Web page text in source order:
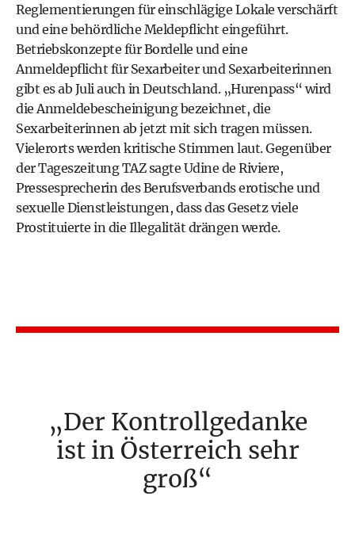
Reglementierungen für einschlägige Lokale verschärft
und eine behördliche Meldepflicht eingeführt.
Betriebskonzepte für Bordelle und eine
Anmeldepflicht für Sexarbeiter und Sexarbeiterinnen
gibt es ab Juli auch in Deutschland. „Hurenpass“ wird
die Anmeldebescheinigung bezeichnet, die
Sexarbeiterinnen ab jetzt mit sich tragen müssen.
Vielerorts werden kritische Stimmen laut. Gegenüber
der TageszeitungTAZsagte Udine de Riviere,
Pressesprecherin des Berufsverbands erotische und
sexuelle Dienstleistungen, dass das Gesetz viele
Prostituierte in die Illegalität drängen werde.
Der Kontrollgedanke
ist in Österreich sehr
groß